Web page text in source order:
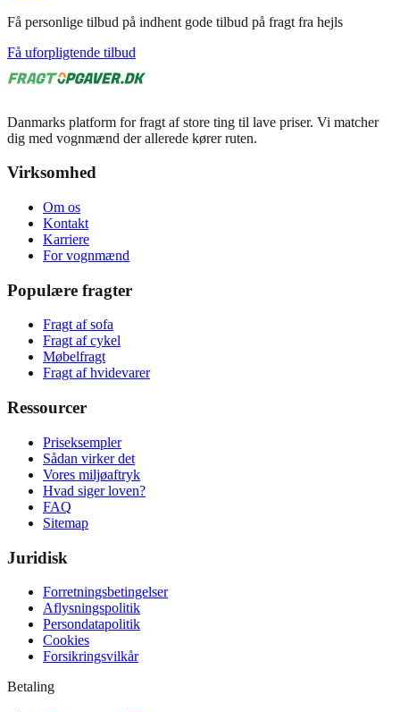
Få personlige tilbud på indhent gode tilbud på fragt fra hejls
Få uforpligtende tilbud
Danmarks platform for fragt af store ting til lave priser. Vi matcher
dig med vognmænd der allerede kører ruten.
Virksomhed
Om os
Kontakt
Karriere
For vognmænd
Populære fragter
Fragt af sofa
Fragt af cykel
Møbelfragt
Fragt af hvidevarer
Ressourcer
Priseksempler
Sådan virker det
Vores miljøaftryk
Hvad siger loven?
FAQ
Sitemap
Juridisk
Forretningsbetingelser
Aflysningspolitik
Persondatapolitik
Cookies
Forsikringsvilkår
Betaling